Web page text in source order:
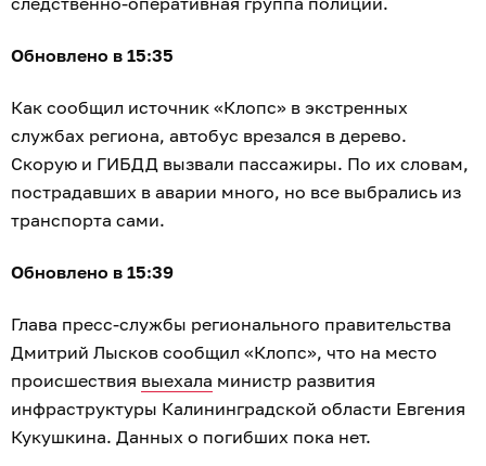
Обновлено в 15:35
Как сообщил источник «Клопс» в экстренных
службах региона, автобус врезался в дерево.
Скорую и ГИБДД вызвали пассажиры. По их словам,
пострадавших в аварии много, но все выбрались из
транспорта сами.
Обновлено в 15:39
Глава пресс-службы регионального правительства
Дмитрий Лысков сообщил «Клопс», что на место
происшествия выехала министр развития
инфраструктуры Калининградской области Евгения
Кукушкина. Данных о погибших пока нет.